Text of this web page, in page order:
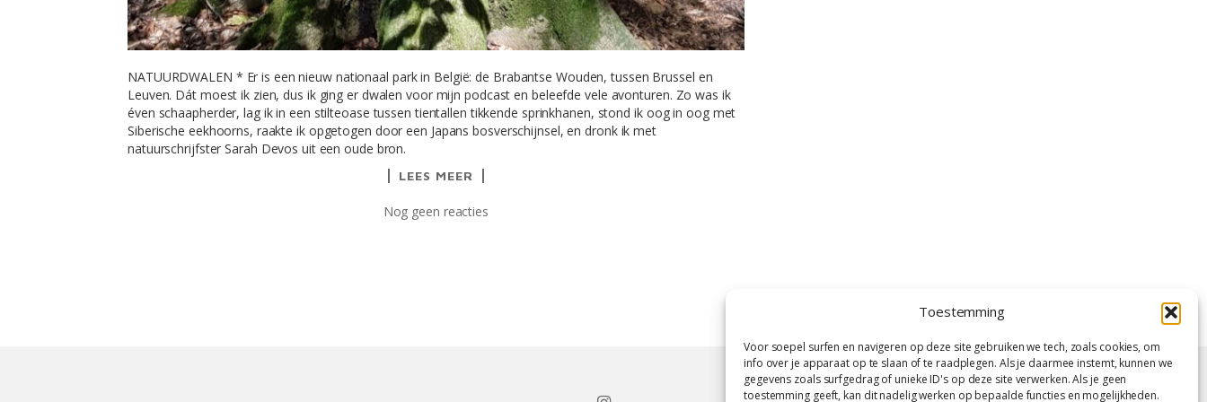
Toestemming
Voor soepel surfen en navigeren op deze site gebruiken we tech, zoals cookies, om
info over je apparaat op te slaan of te raadplegen. Als je daarmee instemt, kunnen we
gegevens zoals surfgedrag of unieke ID's op deze site verwerken. Als je geen
toestemming geeft, kan dit nadelig werken op bepaalde functies en mogelijkheden.
NATUURDWALEN * Er is een nieuw nationaal park in België: de Brabantse Wouden, tussen Brussel en
Leuven. Dát moest ik zien, dus ik ging er dwalen voor mijn podcast en beleefde vele avonturen. Zo was ik
éven schaapherder, lag ik in een stilteoase tussen tientallen tikkende sprinkhanen, stond ik oog in oog met
Siberische eekhoorns, raakte ik opgetogen door een Japans bosverschijnsel, en dronk ik met
natuurschrijfster Sarah Devos uit een oude bron.
LEES MEER
Nog geen reacties